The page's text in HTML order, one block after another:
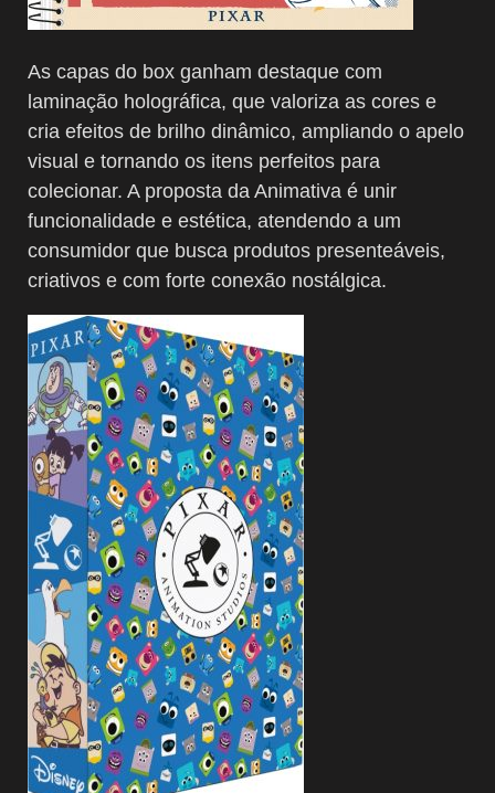
As capas do box ganham destaque com
laminação holográfica, que valoriza as cores e
cria efeitos de brilho dinâmico, ampliando o apelo
visual e tornando os itens perfeitos para
colecionar. A proposta da Animativa é unir
funcionalidade e estética, atendendo a um
consumidor que busca produtos presenteáveis,
criativos e com forte conexão nostálgica.